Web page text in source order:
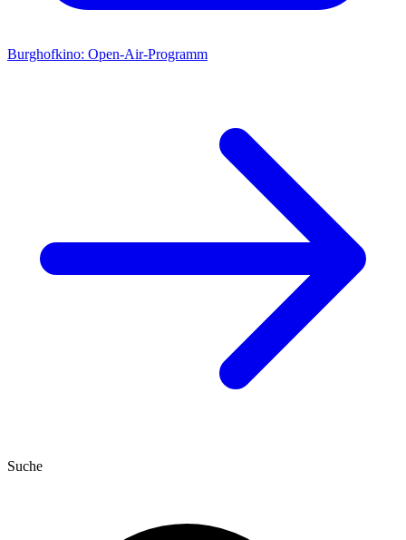
Burghofkino: Open-Air-Programm
Suche